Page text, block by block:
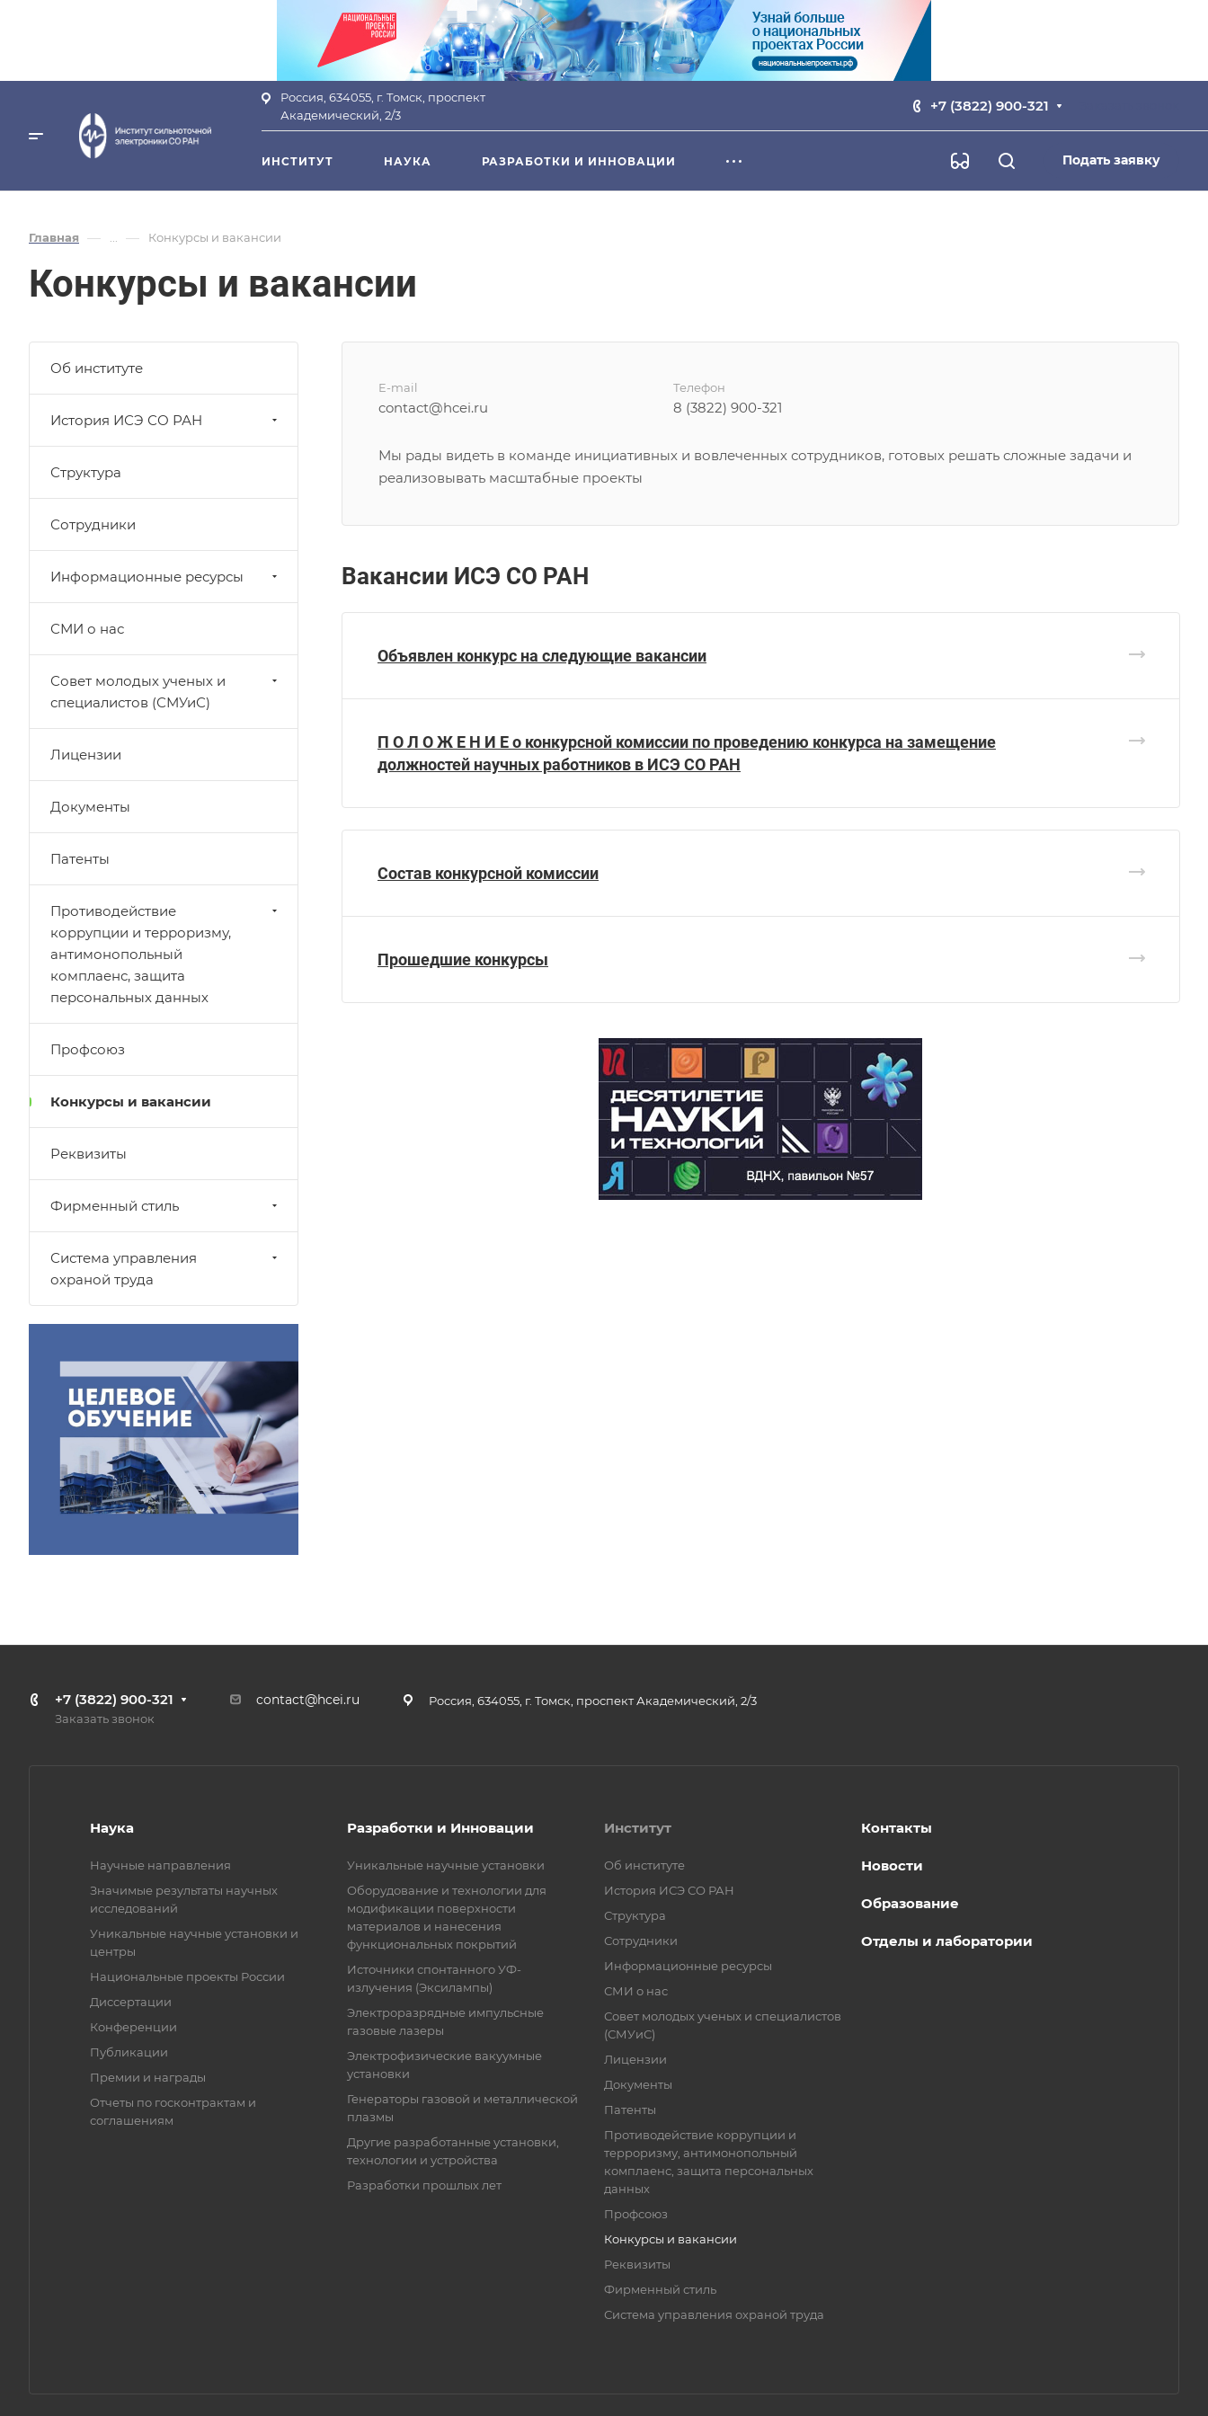
Россия, 634055, г. Томск, проспект
Академический, 2/3
+7 (3822) 900-321
ИНСТИТУТ НАУКА РАЗРАБОТКИ И ИННОВАЦИИ Подать заявку
Главная — — Конкурсы и вакансии
Конкурсы и вакансии
E-mail
contact@hcei.ru
Телефон
8 (3822) 900-321
Мы рады видеть в команде инициативных и вовлеченных сотрудников, готовых решать сложные задачи и
реализовывать масштабные проекты
Вакансии ИСЭ СО РАН
Объявлен конкурс на следующие вакансии
П О Л О Ж Е Н И Е о конкурсной комиссии по проведению конкурса на замещение
должностей научных работников в ИСЭ СО РАН
Состав конкурсной комиссии
Прошедшие конкурсы
Об институте
История ИСЭ СО РАН
Структура
Сотрудники
Информационные ресурсы
СМИ о нас
Совет молодых ученых и
специалистов (СМУиС)
Лицензии
Документы
Патенты
Противодействие
коррупции и терроризму,
антимонопольный
комплаенс, защита
персональных данных
Профсоюз
Конкурсы и вакансии
Реквизиты
Фирменный стиль
Система управления
охраной труда
+7 (3822) 900-321
Заказать звонок
contact@hcei.ru Россия, 634055, г. Томск, проспект Академический, 2/3
Наука
Научные направления
Значимые результаты научных
исследований
Уникальные научные установки и
центры
Национальные проекты России
Диссертации
Конференции
Публикации
Премии и награды
Отчеты по госконтрактам и
соглашениям
Разработки и Инновации
Уникальные научные установки
Оборудование и технологии для
модификации поверхности
материалов и нанесения
функциональных покрытий
Источники спонтанного УФ-
излучения (Эксилампы)
Электроразрядные импульсные
газовые лазеры
Электрофизические вакуумные
установки
Генераторы газовой и металлической
плазмы
Другие разработанные установки,
технологии и устройства
Разработки прошлых лет
Институт
Об институте
История ИСЭ СО РАН
Структура
Сотрудники
Информационные ресурсы
СМИ о нас
Совет молодых ученых и специалистов
(СМУиС)
Лицензии
Документы
Патенты
Противодействие коррупции и
терроризму, антимонопольный
комплаенс, защита персональных
данных
Профсоюз
Конкурсы и вакансии
Реквизиты
Фирменный стиль
Система управления охраной труда
Контакты
Новости
Образование
Отделы и лаборатории